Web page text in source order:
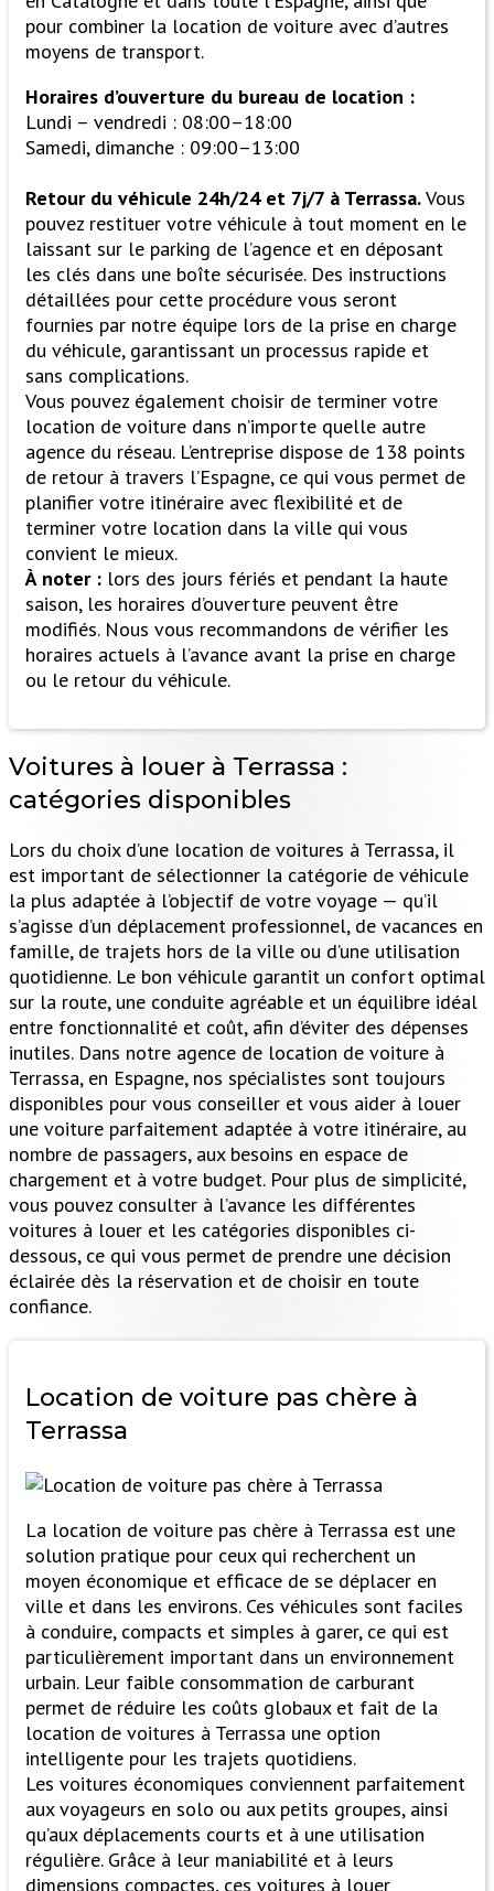
pour combiner la location de voiture avec d’autres
moyens de transport.
Horaires d’ouverture du bureau de location :
Lundi – vendredi : 08:00–18:00
Samedi, dimanche : 09:00–13:00
Retour du véhicule 24h/24 et 7j/7 à Terrassa.Vous
pouvez restituer votre véhicule à tout moment en le
laissant sur le parking de l’agence et en déposant
les clés dans une boîte sécurisée. Des instructions
détaillées pour cette procédure vous seront
fournies par notre équipe lors de la prise en charge
du véhicule, garantissant un processus rapide et
sans complications.
Vous pouvez également choisir de terminer votre
location de voiture dans n’importe quelle autre
agence du réseau. L’entreprise dispose de 138 points
de retour à travers l’Espagne, ce qui vous permet de
planifier votre itinéraire avec flexibilité et de
terminer votre location dans la ville qui vous
convient le mieux.
À noter : lors des jours fériés et pendant la haute
saison, les horaires d’ouverture peuvent être
modifiés. Nous vous recommandons de vérifier les
horaires actuels à l’avance avant la prise en charge
ou le retour du véhicule.
Voitures à louer à Terrassa :
catégories disponibles
Lors du choix d’une location de voitures à Terrassa, il
est important de sélectionner la catégorie de véhicule
la plus adaptée à l’objectif de votre voyage — qu’il
s’agisse d’un déplacement professionnel, de vacances en
famille, de trajets hors de la ville ou d’une utilisation
quotidienne. Le bon véhicule garantit un confort optimal
sur la route, une conduite agréable et un équilibre idéal
entre fonctionnalité et coût, afin d’éviter des dépenses
inutiles. Dans notre agence de location de voiture à
Terrassa, en Espagne, nos spécialistes sont toujours
disponibles pour vous conseiller et vous aider à louer
une voiture parfaitement adaptée à votre itinéraire, au
nombre de passagers, aux besoins en espace de
chargement et à votre budget. Pour plus de simplicité,
vous pouvez consulter à l’avance les différentes
voitures à louer et les catégories disponibles ci-
dessous, ce qui vous permet de prendre une décision
éclairée dès la réservation et de choisir en toute
confiance.
Location de voiture pas chère à
Terrassa
La location de voiture pas chère à Terrassa est une
solution pratique pour ceux qui recherchent un
moyen économique et efficace de se déplacer en
ville et dans les environs. Ces véhicules sont faciles
à conduire, compacts et simples à garer, ce qui est
particulièrement important dans un environnement
urbain. Leur faible consommation de carburant
permet de réduire les coûts globaux et fait de la
location de voitures à Terrassa une option
intelligente pour les trajets quotidiens.
Les voitures économiques conviennent parfaitement
aux voyageurs en solo ou aux petits groupes, ainsi
qu’aux déplacements courts et à une utilisation
régulière. Grâce à leur maniabilité et à leurs
dimensions compactes, ces voitures à louer